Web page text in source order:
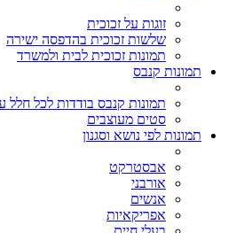
זוגות על זכוכית
שלשות זכוכית בהדפסה ישירה
תמונות זכוכית לבית ולמשרד
תמונות קנבס
תמונות קנבס בודדות לכל חלל
סטים מעוצבים
תמונות לפי נושא וסגנון
אבסטרקט
אורבני
אנשים
אפריקאיות